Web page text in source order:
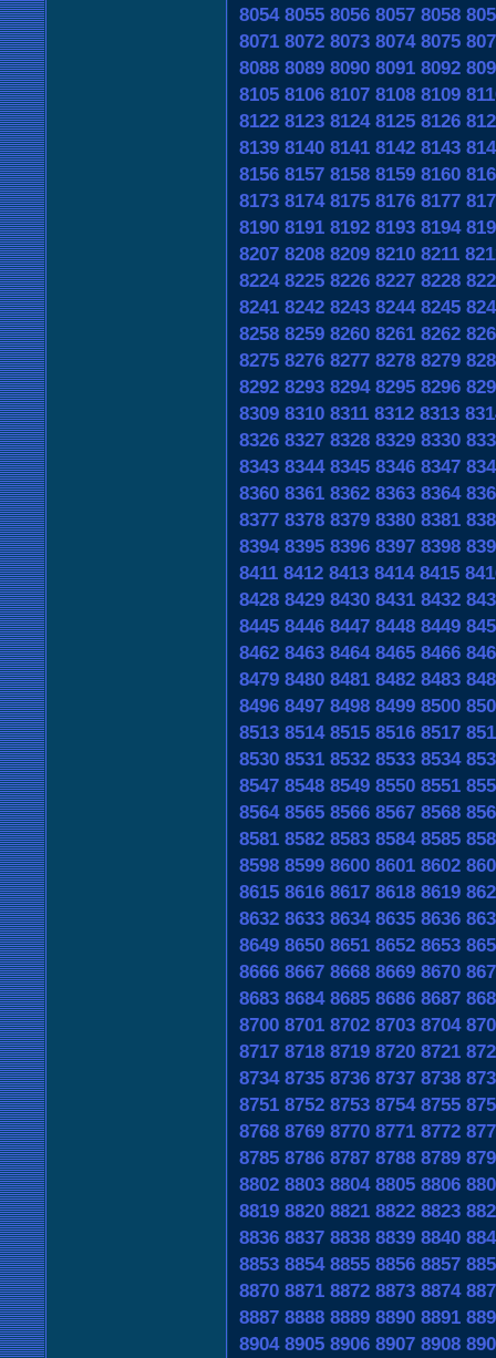
8054 8055 8056 8057 8058
8071 8072 8073 8074 8075
8088 8089 8090 8091 8092
8105 8106 8107 8108 8109
8122 8123 8124 8125 8126
8139 8140 8141 8142 8143
8156 8157 8158 8159 8160
8173 8174 8175 8176 8177
8190 8191 8192 8193 8194
8207 8208 8209 8210 8211
8224 8225 8226 8227 8228
8241 8242 8243 8244 8245
8258 8259 8260 8261 8262
8275 8276 8277 8278 8279
8292 8293 8294 8295 8296
8309 8310 8311 8312 8313
8326 8327 8328 8329 8330
8343 8344 8345 8346 8347
8360 8361 8362 8363 8364
8377 8378 8379 8380 8381
8394 8395 8396 8397 8398
8411 8412 8413 8414 8415
8428 8429 8430 8431 8432
8445 8446 8447 8448 8449
8462 8463 8464 8465 8466
8479 8480 8481 8482 8483
8496 8497 8498 8499 8500
8513 8514 8515 8516 8517
8530 8531 8532 8533 8534
8547 8548 8549 8550 8551
8564 8565 8566 8567 8568
8581 8582 8583 8584 8585
8598 8599 8600 8601 8602
8615 8616 8617 8618 8619
8632 8633 8634 8635 8636
8649 8650 8651 8652 8653
8666 8667 8668 8669 8670
8683 8684 8685 8686 8687
8700 8701 8702 8703 8704
8717 8718 8719 8720 8721
8734 8735 8736 8737 8738
8751 8752 8753 8754 8755
8768 8769 8770 8771 8772
8785 8786 8787 8788 8789
8802 8803 8804 8805 8806
8819 8820 8821 8822 8823
8836 8837 8838 8839 8840
8853 8854 8855 8856 8857
8870 8871 8872 8873 8874
8887 8888 8889 8890 8891
8904 8905 8906 8907 8908